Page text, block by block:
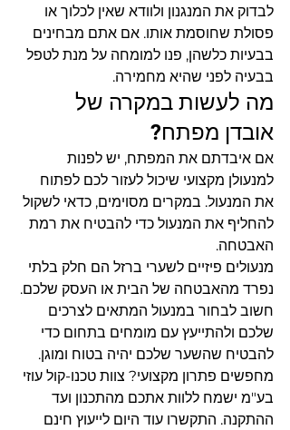
לבדוק את המנגנון ולוודא שאין לכלוך או
פסולת שחוסמת אותו. אם אתם מבחינים
בבעיות כלשהן, פנו למומחה על מנת לטפל
בבעיה לפני שהיא מחמירה.
מה לעשות במקרה של
אובדן מפתח?
אם איבדתם את המפתח, יש לפנות
למנעולן מקצועי שיכול לעזור לכם לפתוח
את המנעול. במקרים מסוימים, כדאי לשקול
להחליף את המנעול כדי להבטיח את רמת
האבטחה.
מנעולים פיזיים לשערי ברזל הם חלק בלתי
נפרד מהאבטחה של הבית או העסק שלכם.
חשוב לבחור במנעול המתאים לצרכים
שלכם ולהתייעץ עם מומחים בתחום כדי
להבטיח שהשער שלכם יהיה בטוח ומוגן.
מחפשים פתרון מקצועי? צוות טכנו-קול עוזי
בע"מ ישמח ללוות אתכם מהתכנון ועד
ההתקנה. התקשרו עוד היום לייעוץ חינם